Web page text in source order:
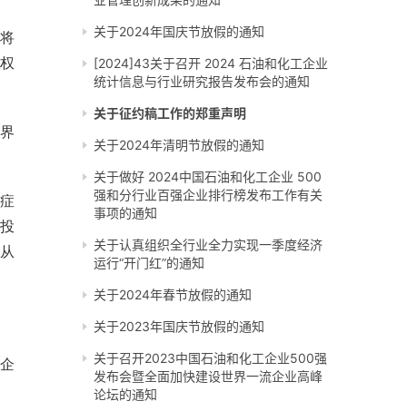
关于2024年国庆节放假的通知
[2024]43关于召开 2024 石油和化工企业
统计信息与行业研究报告发布会的通知
关于征约稿工作的郑重声明
关于2024年清明节放假的通知
关于做好 2024中国石油和化工企业 500
强和分行业百强企业排行榜发布工作有关
事项的通知
关于认真组织全行业全力实现一季度经济
运行“开门红”的通知
关于2024年春节放假的通知
关于2023年国庆节放假的通知
关于召开2023中国石油和化工企业500强
发布会暨全面加快建设世界一流企业高峰
论坛的通知